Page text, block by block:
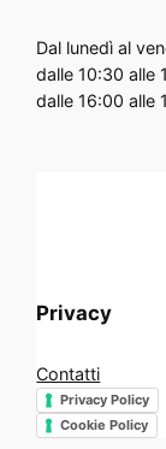
Dal lunedì al
dalle 10:30 alle
dalle 16:00 alle
Privacy
Contatti
Privacy Policy
Cookie Policy